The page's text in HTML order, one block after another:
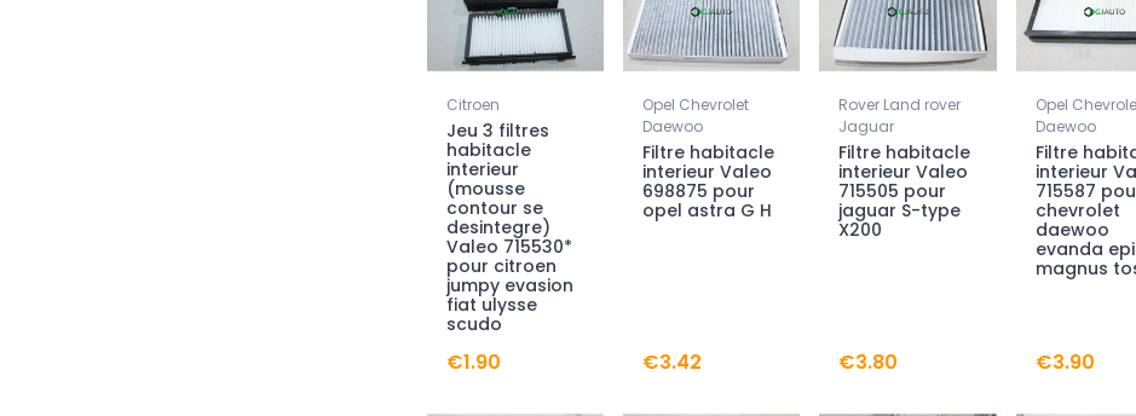
Citroen
Jeu 3 filtres
habitacle
interieur
(mousse
contour se
desintegre)
Valeo 715530*
pour citroen
jumpy evasion
fiat ulysse
scudo
€1.90
Opel Chevrolet
Daewoo
Filtre habitacle
interieur Valeo
698875 pour
opel astra G H
€3.42
Rover Land rover
Jaguar
Filtre habitacle
interieur Valeo
715505 pour
jaguar S-type
X200
€3.80
Opel
Daewoo
Filtre
interieur
715587
chevrolet
daewoo
evanda
magnus
€3.90